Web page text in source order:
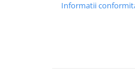
Informatii